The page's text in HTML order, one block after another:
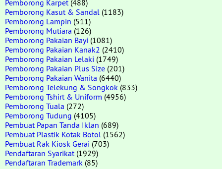
Pemborong Karpet (488)
Pemborong Kasut & Sandal (1183)
Pemborong Lampin (511)
Pemborong Mutiara (126)
Pemborong Pakaian Bayi (1081)
Pemborong Pakaian Kanak2 (2410)
Pemborong Pakaian Lelaki (1749)
Pemborong Pakaian Plus Size (201)
Pemborong Pakaian Wanita (6440)
Pemborong Telekung & Songkok (833)
Pemborong Tshirt & Uniform (4956)
Pemborong Tuala (272)
Pemborong Tudung (4105)
Pembuat Papan Tanda Iklan (689)
Pembuat Plastik Kotak Botol (1562)
Pembuat Rak Kiosk Gerai (703)
Pendaftaran Syarikat (1929)
Pendaftaran Trademark (85)